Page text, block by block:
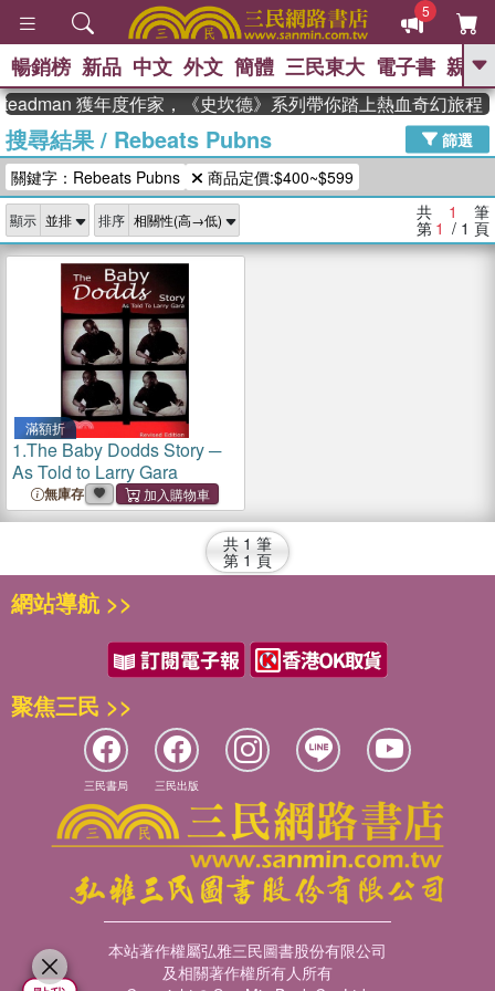
5
GO
熱搜： 東野圭吾 高希均教授回憶錄
、 The Odyssey 、 父親節 、 如果歷
史是一群喵 、 暑期推薦
獎 臺灣漫遊錄 、 方念華 、 台灣的李
登輝時代
數學女孩：黎曼猜想 、
偉大的迷走神經
暢銷榜 新品 中文 外文 簡體 三民東大 電子書 親子
獲年度作家，《史坎德》系列帶你踏上熱血奇幻旅程
搜尋結果/ Rebeats Pubns
篩選
關鍵字：Rebeats Pubns
商品定價:$400~$599
顯示 排序 共 1 筆
第 1 / 1 頁
滿額折
1.The Baby Dodds Story ─
As Told to Larry Gara
無庫存
共 1 筆
第 1 頁
網站導航 >>
聚焦三民 >>
三民書局 三民出版
本站著作權屬弘雅三民圖書股份有限公司
及相關著作權所有人所有